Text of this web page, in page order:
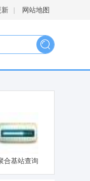
新 | 网站地图
合基站查询